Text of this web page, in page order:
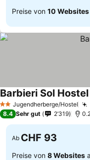
Preise von 10 Websites
2 SterneJugendherberge/Hostel
Barbieri Sol Hostel
8.4 Sehr gut 2’319
Ab CHF 93
Preise von 8 Websites